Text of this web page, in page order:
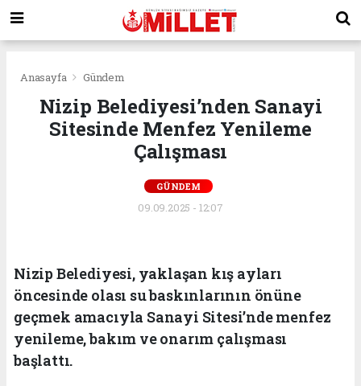
Anasayfa Gündem
Nizip Belediyesi’nden Sanayi
Sitesinde Menfez Yenileme
Çalışması
GÜNDEM
09.09.2025 - 12:07
Nizip Belediyesi, yaklaşan kış ayları
öncesinde olası su baskınlarının önüne
geçmek amacıyla Sanayi Sitesi’nde menfez
yenileme, bakım ve onarım çalışması
başlattı.